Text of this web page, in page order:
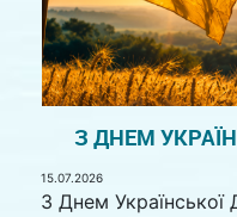
З ДНЕМ
15.07.2026
З Днем Української